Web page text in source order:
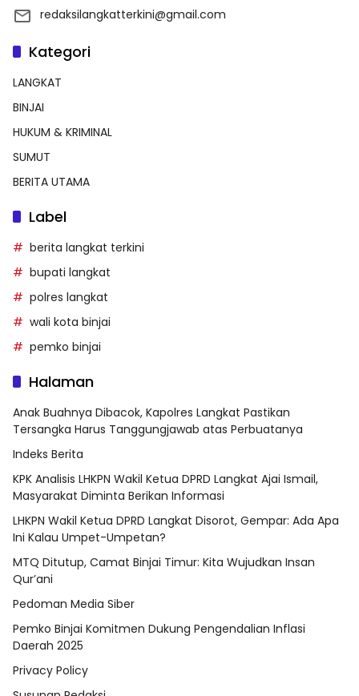
redaksilangkatterkini@gmail.com
Kategori
LANGKAT
BINJAI
HUKUM & KRIMINAL
SUMUT
BERITA UTAMA
Label
berita langkat terkini
bupati langkat
polres langkat
wali kota binjai
pemko binjai
Halaman
Anak Buahnya Dibacok, Kapolres Langkat Pastikan
Tersangka Harus Tanggungjawab atas Perbuatanya
Indeks Berita
KPK Analisis LHKPN Wakil Ketua DPRD Langkat Ajai Ismail,
Masyarakat Diminta Berikan Informasi
LHKPN Wakil Ketua DPRD Langkat Disorot, Gempar: Ada Apa
Ini Kalau Umpet-Umpetan?
MTQ Ditutup, Camat Binjai Timur: Kita Wujudkan Insan
Qur’ani
Pedoman Media Siber
Pemko Binjai Komitmen Dukung Pengendalian Inflasi
Daerah 2025
Privacy Policy